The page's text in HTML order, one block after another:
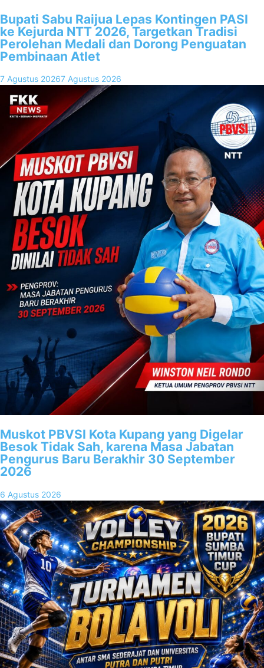
Bupati Sabu Raijua Lepas Kontingen PASI
ke Kejurda NTT 2026, Targetkan Tradisi
Perolehan Medali dan Dorong Penguatan
Pembinaan Atlet
7 Agustus 20267 Agustus 2026
Muskot PBVSI Kota Kupang yang Digelar
Besok Tidak Sah, karena Masa Jabatan
Pengurus Baru Berakhir 30 September
2026
6 Agustus 2026